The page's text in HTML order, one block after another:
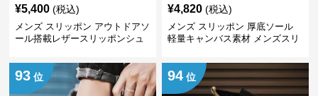
¥5,400 (税込)
メンズ スリッポン アウトドアソ
ール搭載レザースリッポンシュ
¥4,820 (税込)
メンズ スリッポン 厚底ソール
軽量キャンバス素材 メンズスリ
93 位 94 位